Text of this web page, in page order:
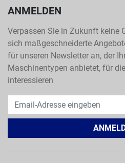
ANMELDEN
Verpassen Sie in Zukunft keine
sich maßgeschneiderte
für unseren Newsletter an, der
Maschinentypen anbietet, für
interessieren